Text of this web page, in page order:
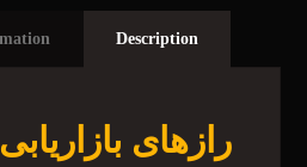
Description
رازهای